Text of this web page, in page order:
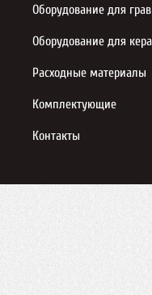
Оборудование для
Оборудование для
Расходные материалы
Комплектующие
Контакты